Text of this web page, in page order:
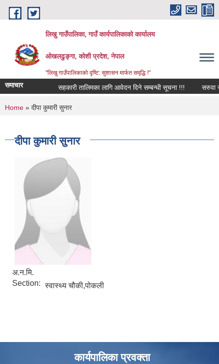
Skip to main content
लिखु गाउँपालिका, गाउँ कार्यपालिकाको कार्यालय
ओखलढुङ्गा, कोशी प्रदेश, नेपाल
"लिखु गाउँपालिकाको दृष्टि: सुशासन मार्फत समृद्धि !"
समाचार सहकारी तालिमका लागि आवेदन दिने सम्बन्धी सूचना !!! सरुवा
You are here
Home » दीपा कुमारी सुनार
दीपा कुमारी सुनार
अ.न.मि.
Section: स्वास्थ्य चौकी,पोकली
कार्यपालिका प्रवक्ता